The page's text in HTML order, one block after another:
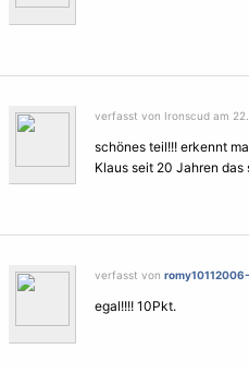
verfasst von Ironscud am
schönes teil!!! erkennt
Klaus seit 20 Jahren das
verfasst von
egal!!!! 10Pkt.